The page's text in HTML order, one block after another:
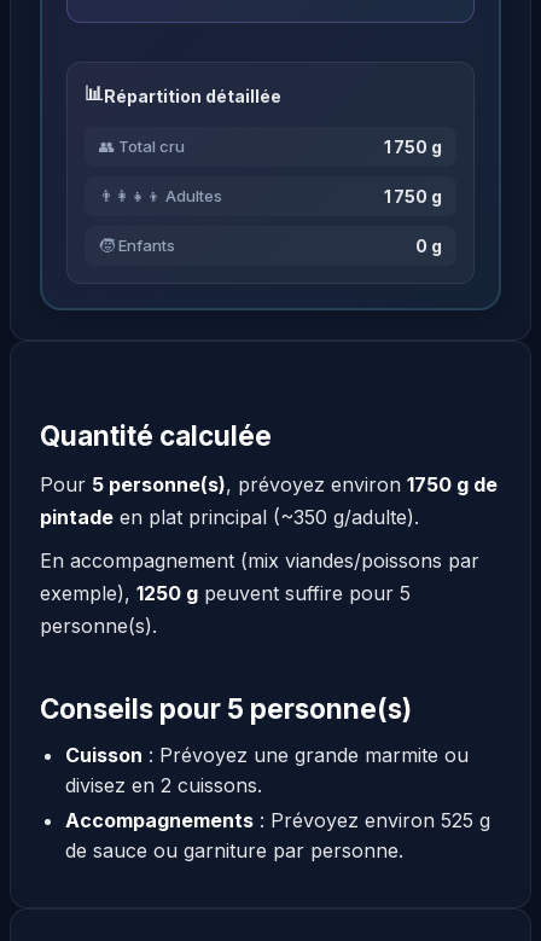
Répartition détaillée
👥 Total cru 1 750 g
👨‍👩‍👧‍👦 Adultes 1 750 g
🧒 Enfants 0 g
Quantité calculée
Pour 5 personne(s), prévoyez environ 1750 g de
pintade en plat principal (~350 g/adulte).
En accompagnement (mix viandes/poissons par
exemple), 1250 g peuvent suffire pour 5
personne(s).
Conseils pour 5 personne(s)
Cuisson : Prévoyez une grande marmite ou
divisez en 2 cuissons.
Accompagnements: Prévoyez environ 525 g
de sauce ou garniture par personne.